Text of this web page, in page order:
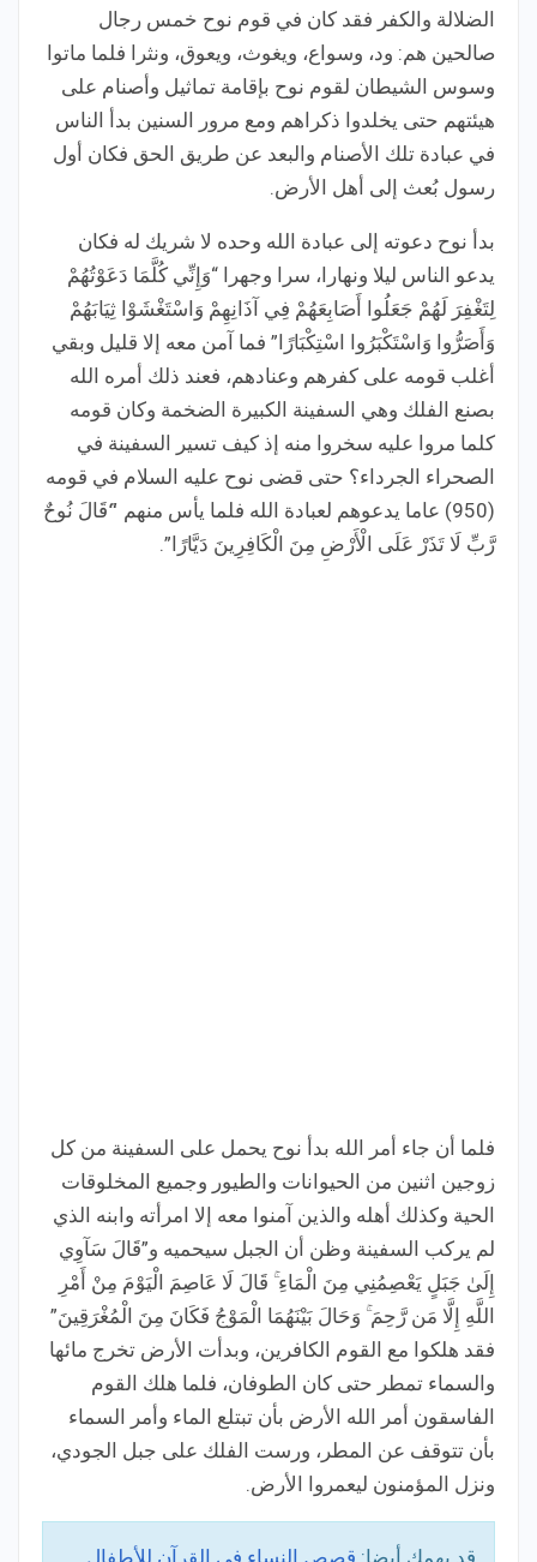
الضلالة والكفر فقد كان في قوم نوح خمس رجال
صالحين هم: ود، وسواع، ويغوث، ويعوق، ونثرا فلما ماتوا
وسوس الشيطان لقوم نوح بإقامة تماثيل وأصنام على
هيئتهم حتى يخلدوا ذكراهم ومع مرور السنين بدأ الناس
في عبادة تلك الأصنام والبعد عن طريق الحق فكان أول
رسول بُعث إلى أهل الأرض.
بدأ نوح دعوته إلى عبادة الله وحده لا شريك له فكان
يدعو الناس ليلا ونهارا، سرا وجهرا “وَإِنِّي كُلَّمَا دَعَوْتُهُمْ
لِتَغْفِرَ لَهُمْ جَعَلُوا أَصَابِعَهُمْ فِي آذَانِهِمْ وَاسْتَغْشَوْا ثِيَابَهُمْ
وَأَصَرُّوا وَاسْتَكْبَرُوا اسْتِكْبَارًا” فما آمن معه إلا قليل وبقي
أغلب قومه على كفرهم وعنادهم، فعند ذلك أمره الله
بصنع الفلك وهي السفينة الكبيرة الضخمة وكان قومه
كلما مروا عليه سخروا منه إذ كيف تسير السفينة في
الصحراء الجرداء؟ حتى قضى نوح عليه السلام في قومه
(950) عاما يدعوهم لعبادة الله فلما يأس منهم “َقَالَ نُوحٌ
رَّبِّ لَا تَذَرْ عَلَى الْأَرْضِ مِنَ الْكَافِرِينَ دَيَّارًا”.
فلما أن جاء أمر الله بدأ نوح يحمل على السفينة من كل
زوجين اثنين من الحيوانات والطيور وجميع المخلوقات
الحية وكذلك أهله والذين آمنوا معه إلا امرأته وابنه الذي
لم يركب السفينة وظن أن الجبل سيحميه و”قَالَ سَآوِي
إِلَىٰ جَبَلٍ يَعْصِمُنِي مِنَ الْمَاءِ ۚ قَالَ لَا عَاصِمَ الْيَوْمَ مِنْ أَمْرِ
اللَّهِ إِلَّا مَن رَّحِمَ ۚ وَحَالَ بَيْنَهُمَا الْمَوْجُ فَكَانَ مِنَ الْمُغْرَقِينَ”
فقد هلكوا مع القوم الكافرين، وبدأت الأرض تخرج مائها
والسماء تمطر حتى كان الطوفان، فلما هلك القوم
الفاسقون أمر الله الأرض بأن تبتلع الماء وأمر السماء
بأن تتوقف عن المطر، ورست الفلك على جبل الجودي،
ونزل المؤمنون ليعمروا الأرض.